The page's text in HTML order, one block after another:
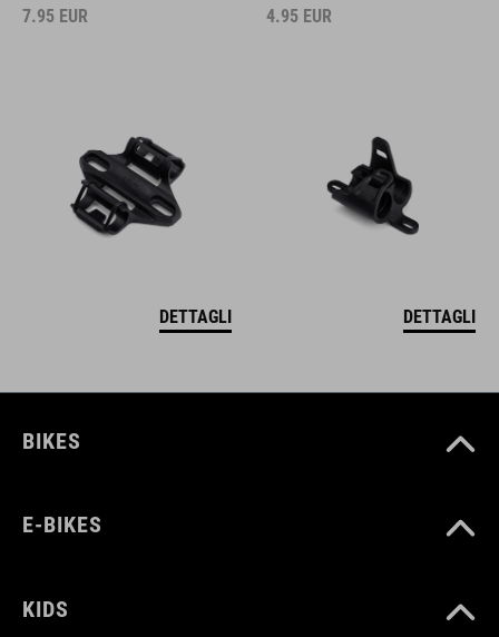
7.95 EUR
DETTAGLI
4.95 EUR
DETTAGLI
BIKES
E-BIKES
KIDS